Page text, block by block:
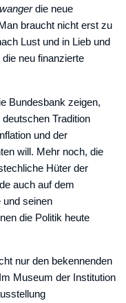
die neue
braucht nicht erst zu
Lust und in Lieb und
neu finanzierte
Bundesbank zeigen,
­Tradition
und der
will. Mehr noch, die
Hüter der
auch auf dem
und seinen
die Politik heute
nur den bekennenden
Museum der Institution